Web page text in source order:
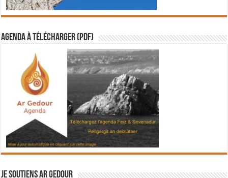
Agenda à télécharger (PDF)
Je soutiens Ar Gedour